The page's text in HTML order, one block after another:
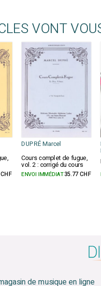
VONT
DUPRÉ Marcel
Cours complet de fugue,
vol. 2 : corrigé du cours
ENVOI IMMÉDIAT35.77 CHF
de musique en ligne